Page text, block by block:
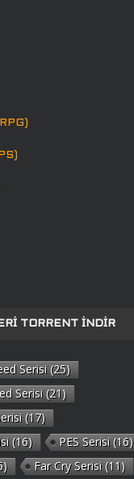
TORRENT İNDIR
Serisi (25)
Serisi (21)
(17)
(16) PES Serisi (16)
Far Cry Serisi (11)